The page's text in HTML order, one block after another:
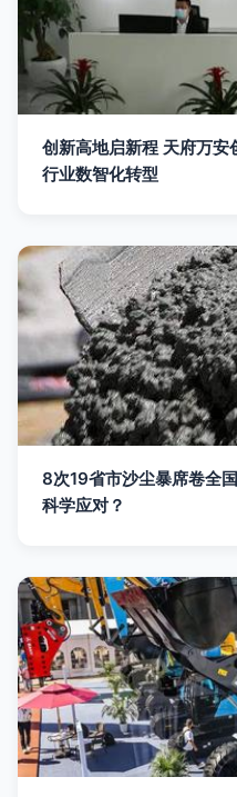
创新高地启新程 天府万安
行业数智化转型
8次19省市沙尘暴席卷全
科学应对？